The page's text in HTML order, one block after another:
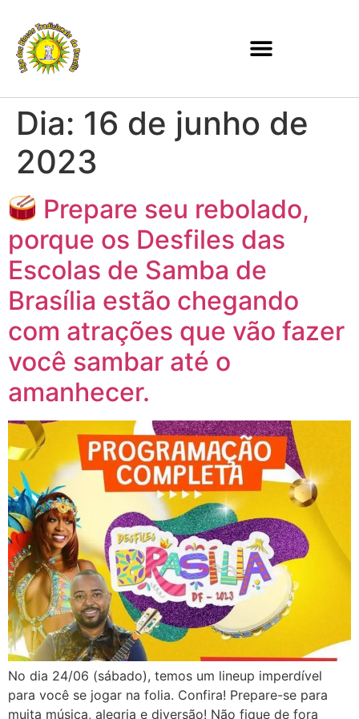
Dia: 16 de junho de
2023
Prepare seu rebolado,
porque os Desfiles das
Escolas de Samba de
Brasília estão chegando
com atrações que vão fazer
você sambar até o
amanhecer.
No dia 24/06 (sábado), temos um lineup imperdível
para você se jogar na folia. Confira! Prepare-se para
muita música, alegria e diversão! Não fique de fora